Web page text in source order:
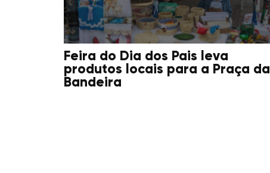
Feira do Dia dos Pais leva
produtos locais para a Praça da
Bandeira